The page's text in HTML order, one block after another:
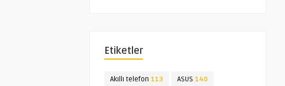
Etiketler
Akıllı telefon 113 ASUS 140